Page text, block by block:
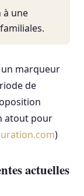
à une
marqueur
de
atout pour
)
actuelles